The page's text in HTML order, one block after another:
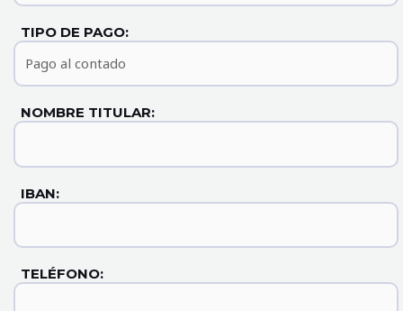
TIPO DE PAGO:
NOMBRE TITULAR:
IBAN:
TELÉFONO: